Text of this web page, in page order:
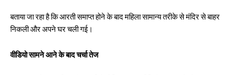
बताया जा रहा है कि आरती समाप्त होने के बाद महिला सामान्य तरीके से मंदिर से बाहर
निकली और अपने घर चली गई।
वीडियो सामने आने के बाद चर्चा तेज